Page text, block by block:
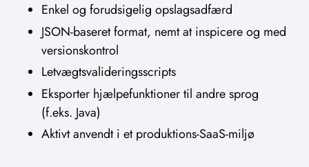
Enkel og forudsigelig opslagsadfærd
JSON-baseret format, nemt at inspicere og med
versionskontrol
Letvægtsvalideringsscripts
Eksporter hjælpefunktioner til andre sprog
(f.eks. Java)
Aktivt anvendt i et produktions-SaaS-miljø